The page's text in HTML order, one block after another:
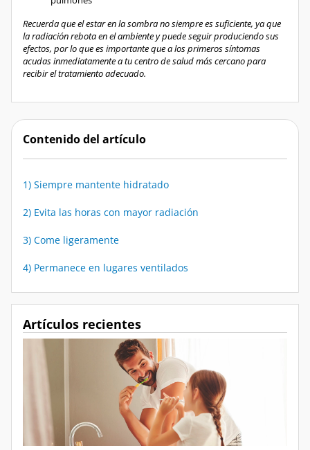
Recuerda que el estar en la sombra no siempre es suficiente, ya que
la radiación rebota en el ambiente y puede seguir produciendo sus
efectos, por lo que es importante que a los primeros síntomas
acudas inmediatamente a tu centro de salud más cercano para
recibir el tratamiento adecuado.
Contenido del artículo
Artículos recientes
Cuidado personal | Jul 31, 2026